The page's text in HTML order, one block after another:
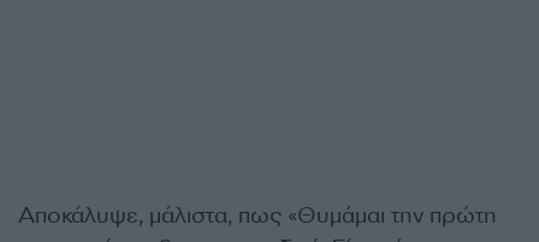
Αποκάλυψε, μάλιστα, πως «Θυμάμαι την πρώτη